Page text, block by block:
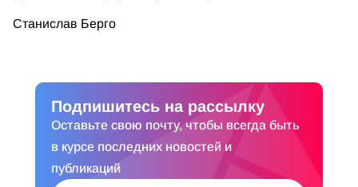
Станислав Берго
Подпишитесь на рассылку
Оставьте свою почту, чтобы всегда быть
в курсе последних новостей и
публикаций